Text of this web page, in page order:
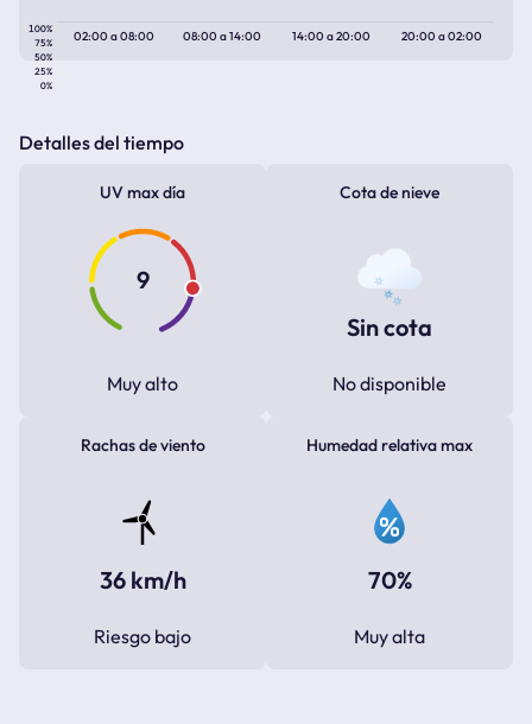
100%
75%
50%
25%
0%
02:00a08:00 08:00a14:00 14:00a20:00 20:00a02:00
Detalles del tiempo
UV max día
9
Muy alto
Cota de nieve
Sin cota
No disponible
Rachas de viento
36 km/h
Riesgo bajo
Humedad relativa max
70%
Muy alta